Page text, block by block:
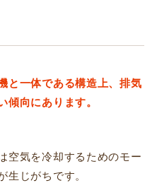
と一体である構造上、排気
傾向にあります。
空気を冷却するためのモー
生じがちです。